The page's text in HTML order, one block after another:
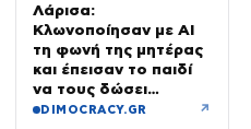
Λάρισα:
Κλωνοποίησαν με AI
τη φωνή της μητέρας
και έπεισαν το παιδί
να τους δώσει
χρήματα και
DIMOCRACY.GR ↗